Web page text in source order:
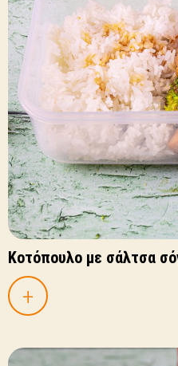
Κοτόπουλο με σάλτσα
+